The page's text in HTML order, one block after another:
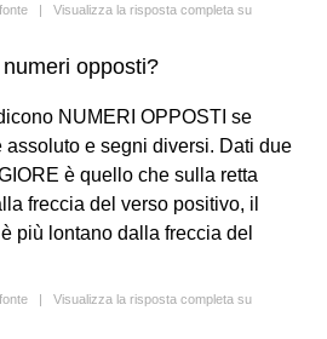
| Visualizza la risposta completa su
opposti?
NUMERI OPPOSTI se
assoluto e segni diversi. Dati due
è quello che sulla retta
freccia del verso positivo, il
più lontano dalla freccia del
| Visualizza la risposta completa su